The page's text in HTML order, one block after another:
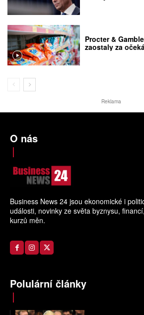
Procter &
zaostaly za
Reklama
O nás
Business News 24 jsou ekonomické i
události, novinky ze světa byznysu,
kurzů měn.
Polulární články